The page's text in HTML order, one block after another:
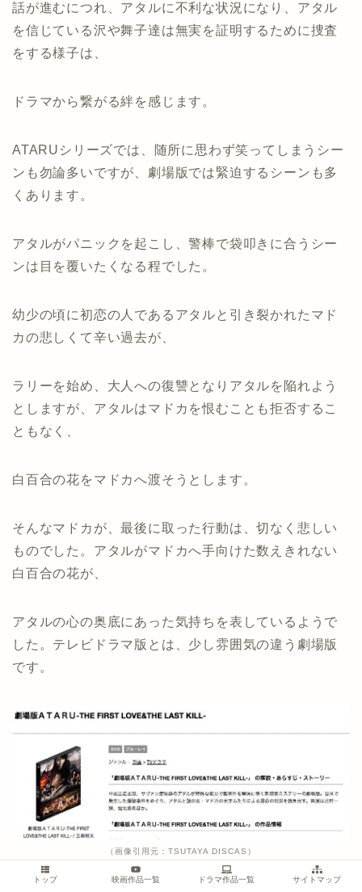
話が進むにつれ、アタルに不利な状況になり、アタル
を信じている沢や舞子達は無実を証明するために捜査
をする様子は、
ドラマから繋がる絆を感じます。
ATARUシリーズでは、随所に思わず笑ってしまうシー
ンも勿論多いですが、劇場版では緊迫するシーンも多
くあります。
アタルがパニックを起こし、警棒で袋叩きに合うシー
ンは目を覆いたくなる程でした。
幼少の頃に初恋の人であるアタルと引き裂かれたマド
カの悲しくて辛い過去が、
ラリーを始め、大人への復讐となりアタルを陥れよう
としますが、アタルはマドカを恨むことも拒否するこ
ともなく、
白百合の花をマドカへ渡そうとします。
そんなマドカが、最後に取った行動は、切なく悲しい
ものでした。アタルがマドカへ手向けた数えきれない
白百合の花が、
アタルの心の奥底にあった気持ちを表しているようで
した。テレビドラマ版とは、少し雰囲気の違う劇場版
です。
（画像引用元：TSUTAYA DISCAS）
トップ 映画作品一覧 ドラマ作品一覧 サイトマップ